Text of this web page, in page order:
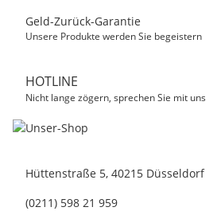
Geld-Zurück-Garantie
Unsere Produkte werden Sie begeistern
HOTLINE
Nicht lange zögern, sprechen Sie mit uns
Hüttenstraße 5, 40215 Düsseldorf
(0211) 598 21 959